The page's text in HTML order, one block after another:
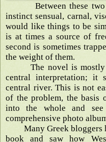
Between these
instinct sensual, carnal,
would like things to be
is at times a source of
second is sometimes
the weight of them.
The novel is
central interpretation; it
central river. This is not
of the problem, the basis
into the whole and
comprehensive photo
Many Greek bloggers
book and saw how